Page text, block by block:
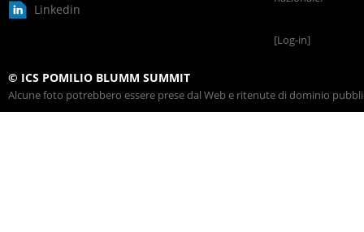
Linkedin
[Log-in]
© ICS POMILIO BLUMM SUMMIT
Alcune foto potrebbero essere prese dal Web e ritenute di dominio